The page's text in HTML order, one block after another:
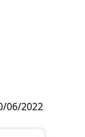
06/2022